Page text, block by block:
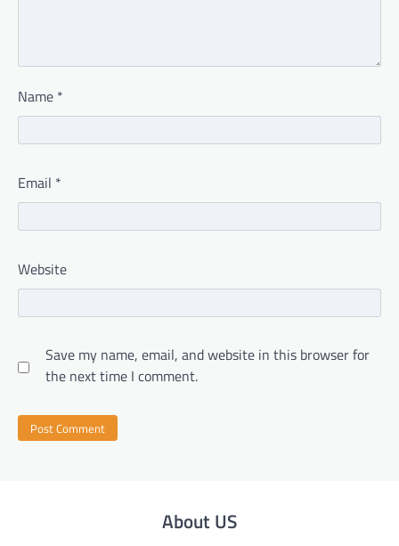
Name *
Email *
Website
Save my name, email, and website in this browser for
the next time I comment.
About US